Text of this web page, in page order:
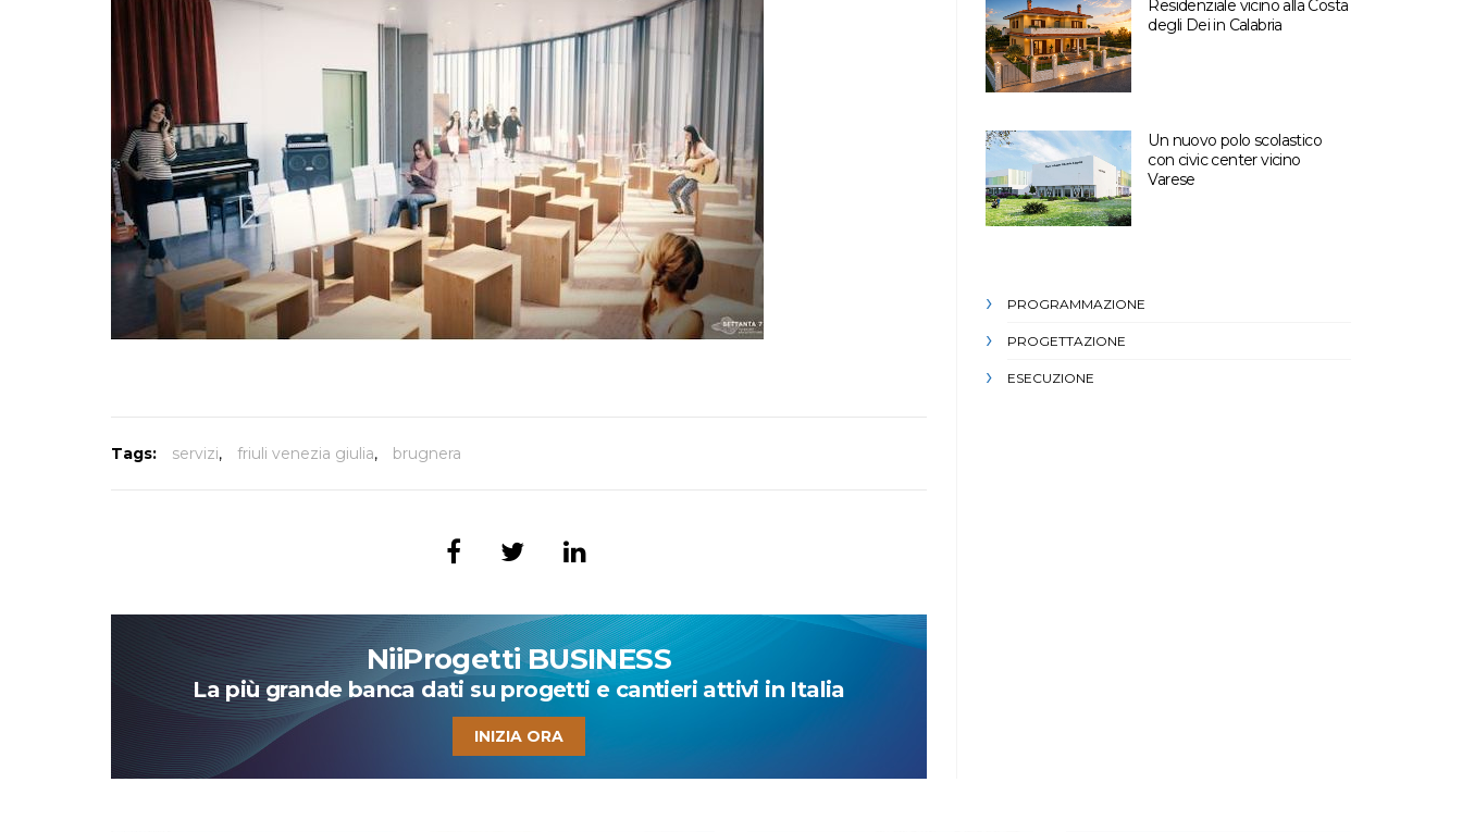
Tags: servizi, friuli venezia giulia, brugnera
NiiProgetti BUSINESS
La più grande banca dati su progetti e cantieri attivi in Italia
INIZIA ORA
Residenziale vicino alla Costa
degli Dei in Calabria
Un nuovo polo scolastico
con civic center vicino
Varese
PROGRAMMAZIONE
PROGETTAZIONE
ESECUZIONE